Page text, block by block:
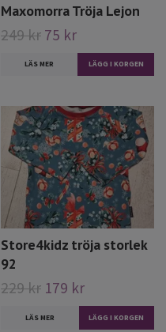
Maxomorra Tröja Lejon
249 kr 75 kr
LÄS MER LÄGG I KORGEN
Store4kidz tröja storlek
92
229 kr 179 kr
LÄS MER